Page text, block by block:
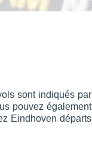
sont indiqués par
pouvez également
Eindhoven départs